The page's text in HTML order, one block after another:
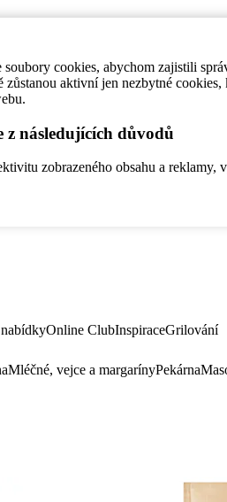
cookies, abychom zajistili
aktivní jen nezbytné
následujících důvodů
zobrazeného obsahu a
Online ClubInspiraceGrilování
Mléčné, vejce a margarínyPekárna